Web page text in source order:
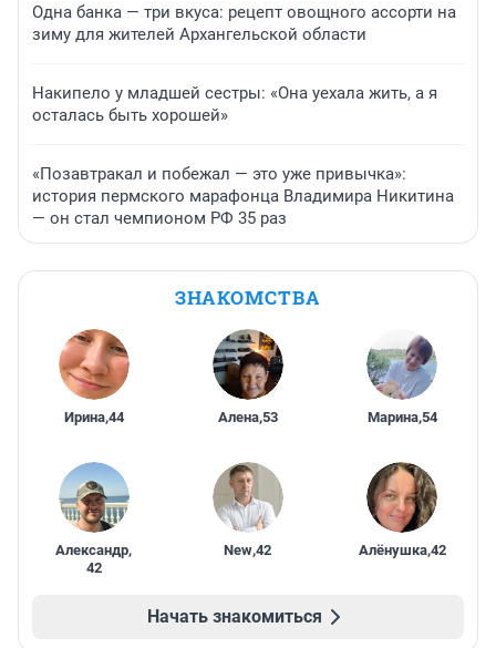
Одна банка — три вкуса: рецепт овощного ассорти на
зиму для жителей Архангельской области
Накипело у младшей сестры: «Она уехала жить, а я
осталась быть хорошей»
«Позавтракал и побежал — это уже привычка»:
история пермского марафонца Владимира Никитина
— он стал чемпионом РФ 35 раз
ЗНАКОМСТВА
Ирина,44 Алена,53 Марина,54
Александр,
42
New,42 Алёнушка,42
Начать знакомиться